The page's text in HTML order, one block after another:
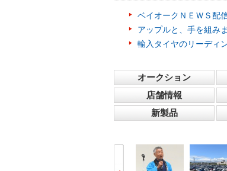
ベイオークＮＥＷＳ配
アップルと、手を組み
輸入タイヤのリーディ
オークション
店舗情報
新製品